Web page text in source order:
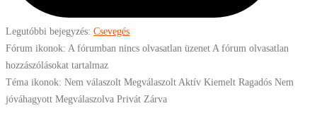
Legutóbbi bejegyzés: Csevegés
Fórum ikonok: A fórumban nincs olvasatlan üzenetA fórum olvasatlan
hozzászólásokat tartalmaz
Téma ikonok: Nem válaszolt MegválaszoltAktív Kiemelt Ragadós Nem
jóváhagyott Megválaszolva Privát Zárva